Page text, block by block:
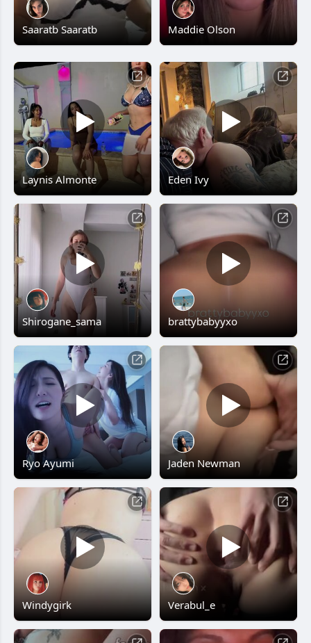
Saaratb Saaratb Maddie Olson
Laynis Almonte Eden Ivy
Shirogane_sama brattybabyyxo
Ryo Ayumi Jaden Newman
Windygirk Verabul_e